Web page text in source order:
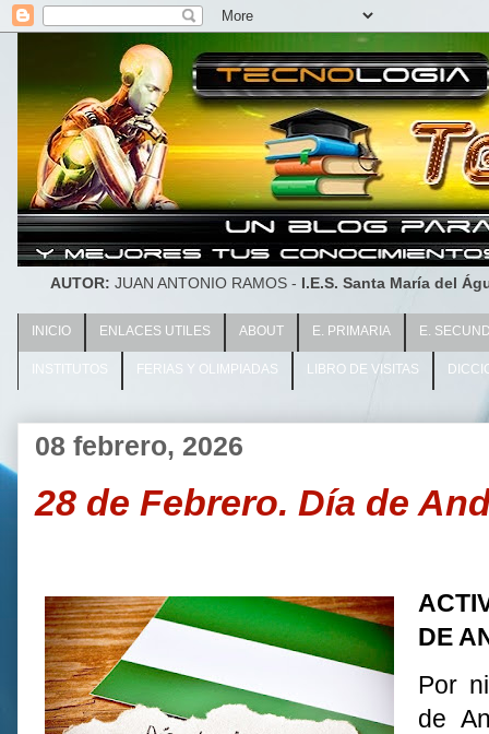
AUTOR: JUAN ANTONIO RAMOS - I.E.S. Santa María del
INICIO ENLACES UTILES ABOUT E. PRIMARIA E.
INSTITUTOS FERIAS Y OLIMPIADAS LIBRO DE VISITAS
08 febrero, 2026
28 de Febrero. Día de
DE
Por
de